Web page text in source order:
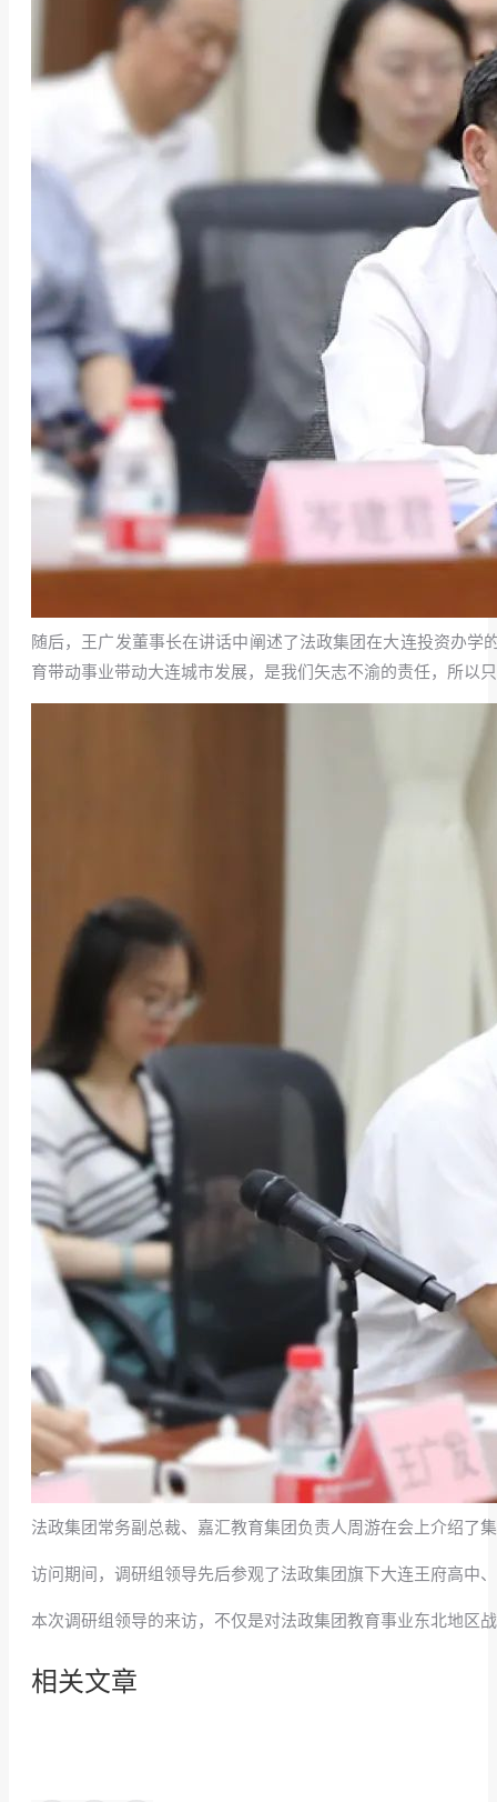
随后，王广发董事长在讲话中阐述了法政集团在大连投资办
育带动事业带动大连城市发展，是我们矢志不渝的责任，所以
法政集团常务副总裁、嘉汇教育集团负责人周游在会上介绍了
访问期间，调研组领导先后参观了法政集团旗下大连王府高中
本次调研组领导的来访，不仅是对法政集团教育事业东北地区
相关文章